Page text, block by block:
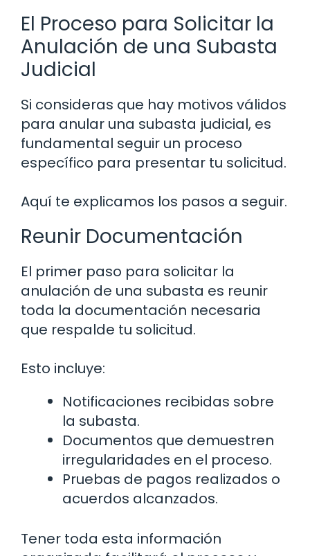
El Proceso para Solicitar la
Anulación de una Subasta
Judicial
Si consideras que hay motivos válidos
para anular una subasta judicial, es
fundamental seguir un proceso
específico para presentar tu solicitud.
Aquí te explicamos los pasos a seguir.
Reunir Documentación
El primer paso para solicitar la
anulación de una subasta es reunir
toda la documentación necesaria
que respalde tu solicitud.
Esto incluye:
Notificaciones recibidas sobre
la subasta.
Documentos que demuestren
irregularidades en el proceso.
Pruebas de pagos realizados o
acuerdos alcanzados.
Tener toda esta información